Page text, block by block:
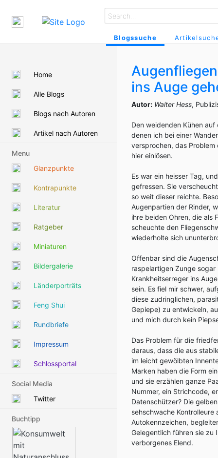
Blogssuche
Home
Alle Blogs
Blogs nach Autoren
Artikel nach Autoren
Menu
Glanzpunkte
Kontrapunkte
Literatur
Ratgeber
Miniaturen
Bildergalerie
Länderporträts
Feng Shui
Rundbriefe
Impressum
Schlossportal
Social Media
Twitter
Buchtipp
ins Auge
Autor: Walter Hess,
Den weidenden Kühen
denen ich bei einer
versprochen, das
hier einlösen.
Es war ein heisser Tag,
gefressen. Sie
so weit dieser reichte.
Augenpartien der Rinder,
ihre beiden Ohren, die als
scheuchte den
wiederholte sich
Offenbar sind die
raspelartigen Zunge
Krankheitserreger ins
sein. Es fiel mir schwer,
diese zudringlichen,
Gepiepe) zu entwickeln,
und mich durch kein
Das Problem für die
daraus, dass die aus
im leicht gewölbten
Marken haben die Form
und sie erzählen ganze
Nummer, ein Strichcode,
Datenschützer? Die
sehschwache
Autokennzeichen,
Gelegentlich führen sie zu
verborgenes Elend.